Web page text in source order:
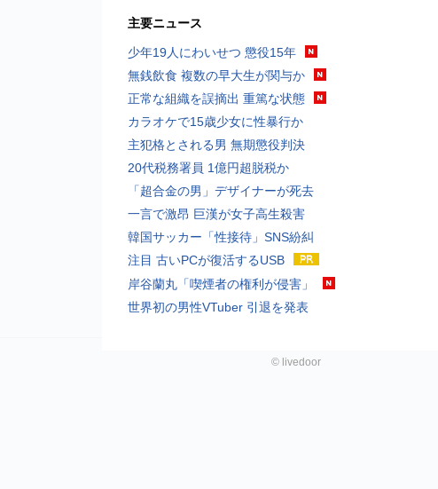
主要ニュース
少年19人にわいせつ 懲役15年
無銭飲食 複数の早大生が関与か
正常な組織を誤摘出 重篤な状態
カラオケで15歳少女に性暴行か
主犯格とされる男 無期懲役判決
20代税務署員 1億円超脱税か
「超合金の男」デザイナーが死去
一言で激昂 巨漢が女子高生殺害
韓国サッカー「性接待」SNS紛糾
注目 古いPCが復活するUSB
岸谷蘭丸「喫煙者の権利が侵害」
世界初の男性VTuber 引退を発表
© livedoor